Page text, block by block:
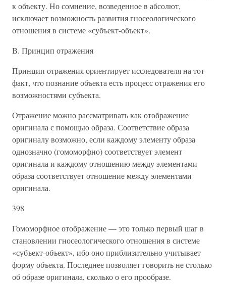
к объекту. Но сомнение, возведенное в абсолют,
исключает возможность развития гносеологического
отношения в системе «субъект-объект».
В. Принцип отражения
Принцип отражения ориентирует исследователя на тот
факт, что познание объекта есть процесс отражения его
возможностями субъекта.
Отражение можно рассматривать как отображение
оригинала с помощью образа. Соответствие образа
оригиналу возможно, если каждому элементу образа
однозначно (гомоморфно) соответствует элемент
оригинала и каждому отношению между элементами
образа соответствует отношение между элементами
оригинала.
398
Гомоморфное отображение — это только первый шаг в
становлении гносеологического отношения в системе
«субъект-объект», ибо оно приблизительно учитывает
форму объекта. Последнее позволяет говорить не столько
об образе оригинала, сколько о его прообразе.